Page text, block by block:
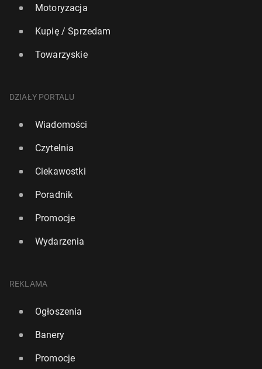
Motoryzacja
Kupię / Sprzedam
Towarzyskie
DZIAŁY PORTALU
Wiadomości
Czytelnia
Ciekawostki
Poradnik
Promocje
Wydarzenia
REKLAMA
Ogłoszenia
Banery
Promocje